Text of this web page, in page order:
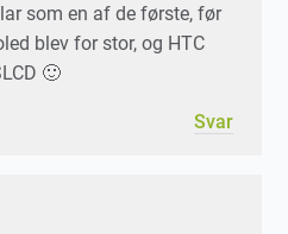
som en af de første, før
blev for stor, og HTC
🙂
Svar